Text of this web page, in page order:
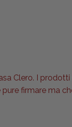
Clero. I
firmare ma